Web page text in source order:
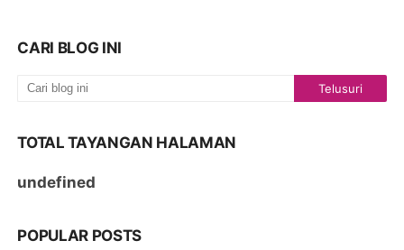
CARI BLOG INI
TOTAL TAYANGAN HALAMAN
undefined
POPULAR POSTS